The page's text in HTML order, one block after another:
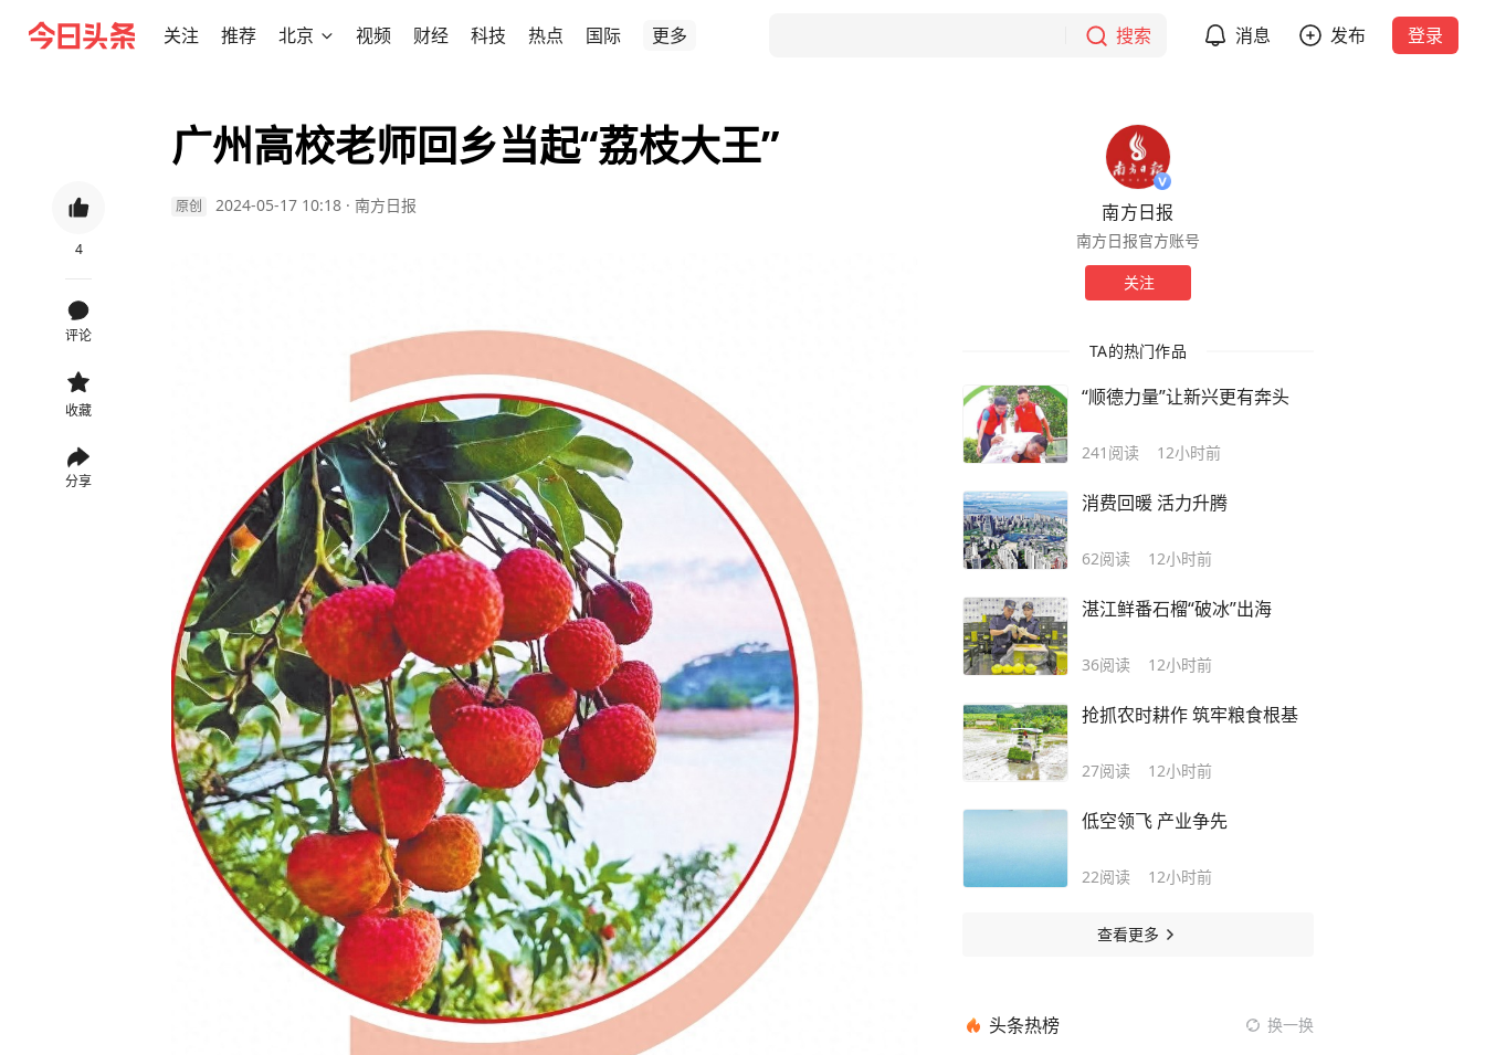
关注 推荐 北京 视频 财经 科技 热点 国际 更多 搜索 消息 发布 登录
4
评论
收藏
分享
广州高校老师回乡当起“荔枝大王”
原创 2024-05-17 10:18 · 南方日报 南方日报
南方日报官方账号
关注
TA的热门作品
“顺德力量”让新兴更有奔头
241 阅读 12小时前
消费回暖 活力升腾
62阅读 12小时前
湛江鲜番石榴“破冰”出海
36阅读 12小时前
抢抓农时耕作 筑牢粮食根基
27阅读 12小时前
低空领飞 产业争先
22阅读 12小时前
查看更多
头条热榜 换一换